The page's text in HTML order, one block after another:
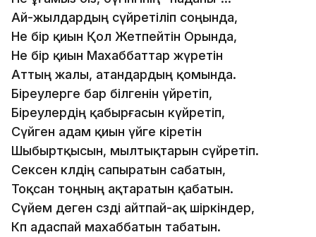
Ай-жылдардың сүйретіліп соңында,
Не бір қиын Қол Жетпейтін Орында,
Не бір қиын Махаббаттар жүретін
Аттың жалы, атандардың қомында.
Біреулерге бар білгенін үйретіп,
Біреулердің қабырғасын күйретіп,
Сүйген адам қиын үйге кіретін
Шыбыртқысын, мылтықтарын сүйретіп.
Сексен көлдің сапыратын сабатын,
Тоқсан тоңның ақтаратын қабатын.
Сүйем деген сөзді айтпай-ақ шіркіндер,
Көп адаспай махаббатын табатын.